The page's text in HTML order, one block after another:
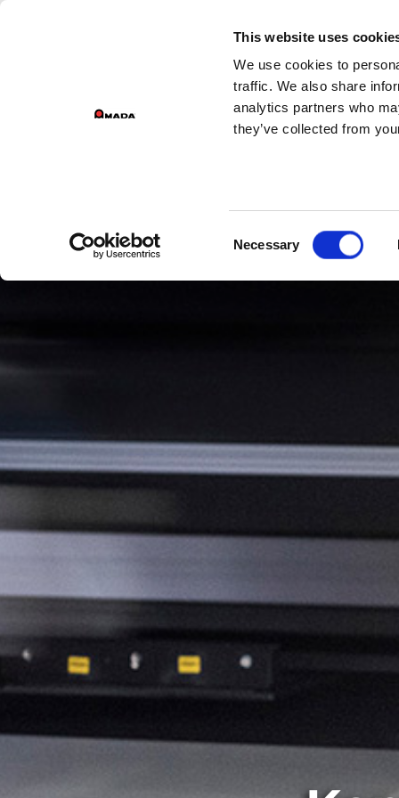
This website uses
We use cookies to
traffic. We also share
analytics partners who
they’ve collected from
Necessary
Main Navigation